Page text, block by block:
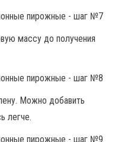
массу до получения
Можно добавить
легче.